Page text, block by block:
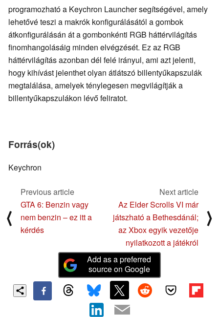
programozható a Keychron Launcher segítségével, amely
lehetővé teszi a makrók konfigurálásától a gombok
átkonfigurálásán át a gombonkénti RGB háttérvilágítás
finomhangolásáig minden elvégzését. Ez az RGB
háttérvilágítás azonban dél felé irányul, ami azt jelenti,
hogy kihívást jelenthet olyan átlátszó billentyűkapszulák
megtalálása, amelyek ténylegesen megvilágítják a
billentyűkapszulákon lévő feliratot.
Forrás(ok)
Keychron
⟨
Previous article
GTA 6: Benzin vagy
nem benzin – ez itt a
kérdés
Next article
Az Elder Scrolls VI már
játszható a Bethesdánál;
az Xbox egyik vezetője
nyilatkozott a játékról
⟩
Add as a preferred
source on Google